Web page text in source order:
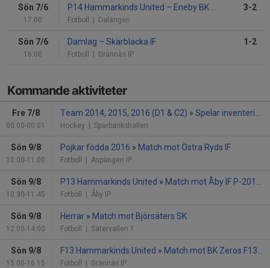
Sön 7/6
17:00
P14 Hammarkinds United – Eneby BK P2012 Grön
Fotboll | Dalängen
3-2
Sön 7/6
16:00
Damlag – Skärblacka IF
Fotboll | Grännäs IP
1-2
Kommande aktiviteter
Fre 7/8
00:00-00:01
Team 2014, 2015, 2016 (D1 & C2) » Spelar inventering säsongen 26/27
Hockey | Sparbankshallen
Sön 9/8
10:00-11:00
Pojkar födda 2016 » Match mot Östra Ryds IF
Fotboll | Aspängen IP
Sön 9/8
10:30-11:45
P13 Hammarkinds United » Match mot Åby IF P-2013 Blå
Fotboll | Åby IP
Sön 9/8
12:00-14:00
Herrar » Match mot Björsäters SK
Fotboll | Sätervallen 1
Sön 9/8
15:00-16:15
F13 Hammarkinds United » Match mot BK Zeros F13 Grön
Fotboll | Grännäs IP